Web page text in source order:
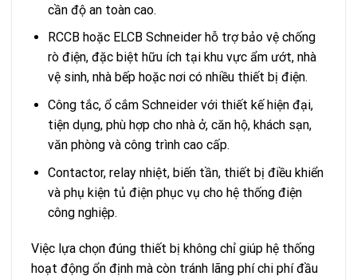
cần độ an toàn cao.
RCCB hoặc ELCB Schneider hỗ trợ bảo vệ chống
rò điện, đặc biệt hữu ích tại khu vực ẩm ướt, nhà
vệ sinh, nhà bếp hoặc nơi có nhiều thiết bị điện.
Công tắc, ổ cắm Schneider với thiết kế hiện đại,
tiện dụng, phù hợp cho nhà ở, căn hộ, khách sạn,
văn phòng và công trình cao cấp.
Contactor, relay nhiệt, biến tần, thiết bị điều khiển
và phụ kiện tủ điện phục vụ cho hệ thống điện
công nghiệp.
Việc lựa chọn đúng thiết bị không chỉ giúp hệ thống
hoạt động ổn định mà còn tránh lãng phí chi phí đầu